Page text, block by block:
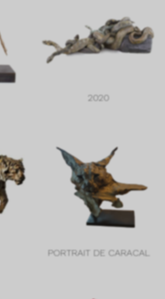
2020
PORTRAIT DE CARACAL